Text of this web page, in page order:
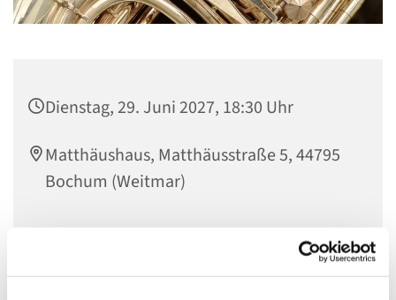
Dienstag, 29. Juni 2027, 18:30 Uhr
Matthäushaus, Matthäusstraße 5, 44795
Bochum (Weitmar)